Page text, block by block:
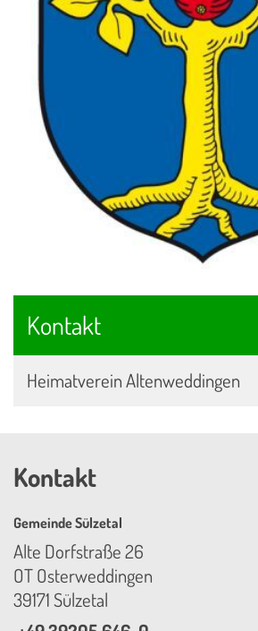
Kontakt
Heimatverein Altenweddingen
Kontakt
Gemeinde Sülzetal
Alte Dorfstraße 26
OT Osterweddingen
39171 Sülzetal